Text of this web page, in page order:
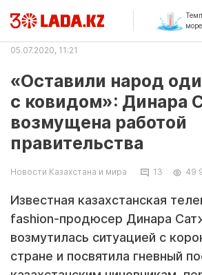
05.07.2020, 11:21
«Оставили народ
с ковидом»: Динара
возмущена работой
правительства
Новости Казахстана и мира 13 49
Известная казахстанская
fashion-продюсер Динара
возмутилась ситуацией с
стране и посвятила гневный